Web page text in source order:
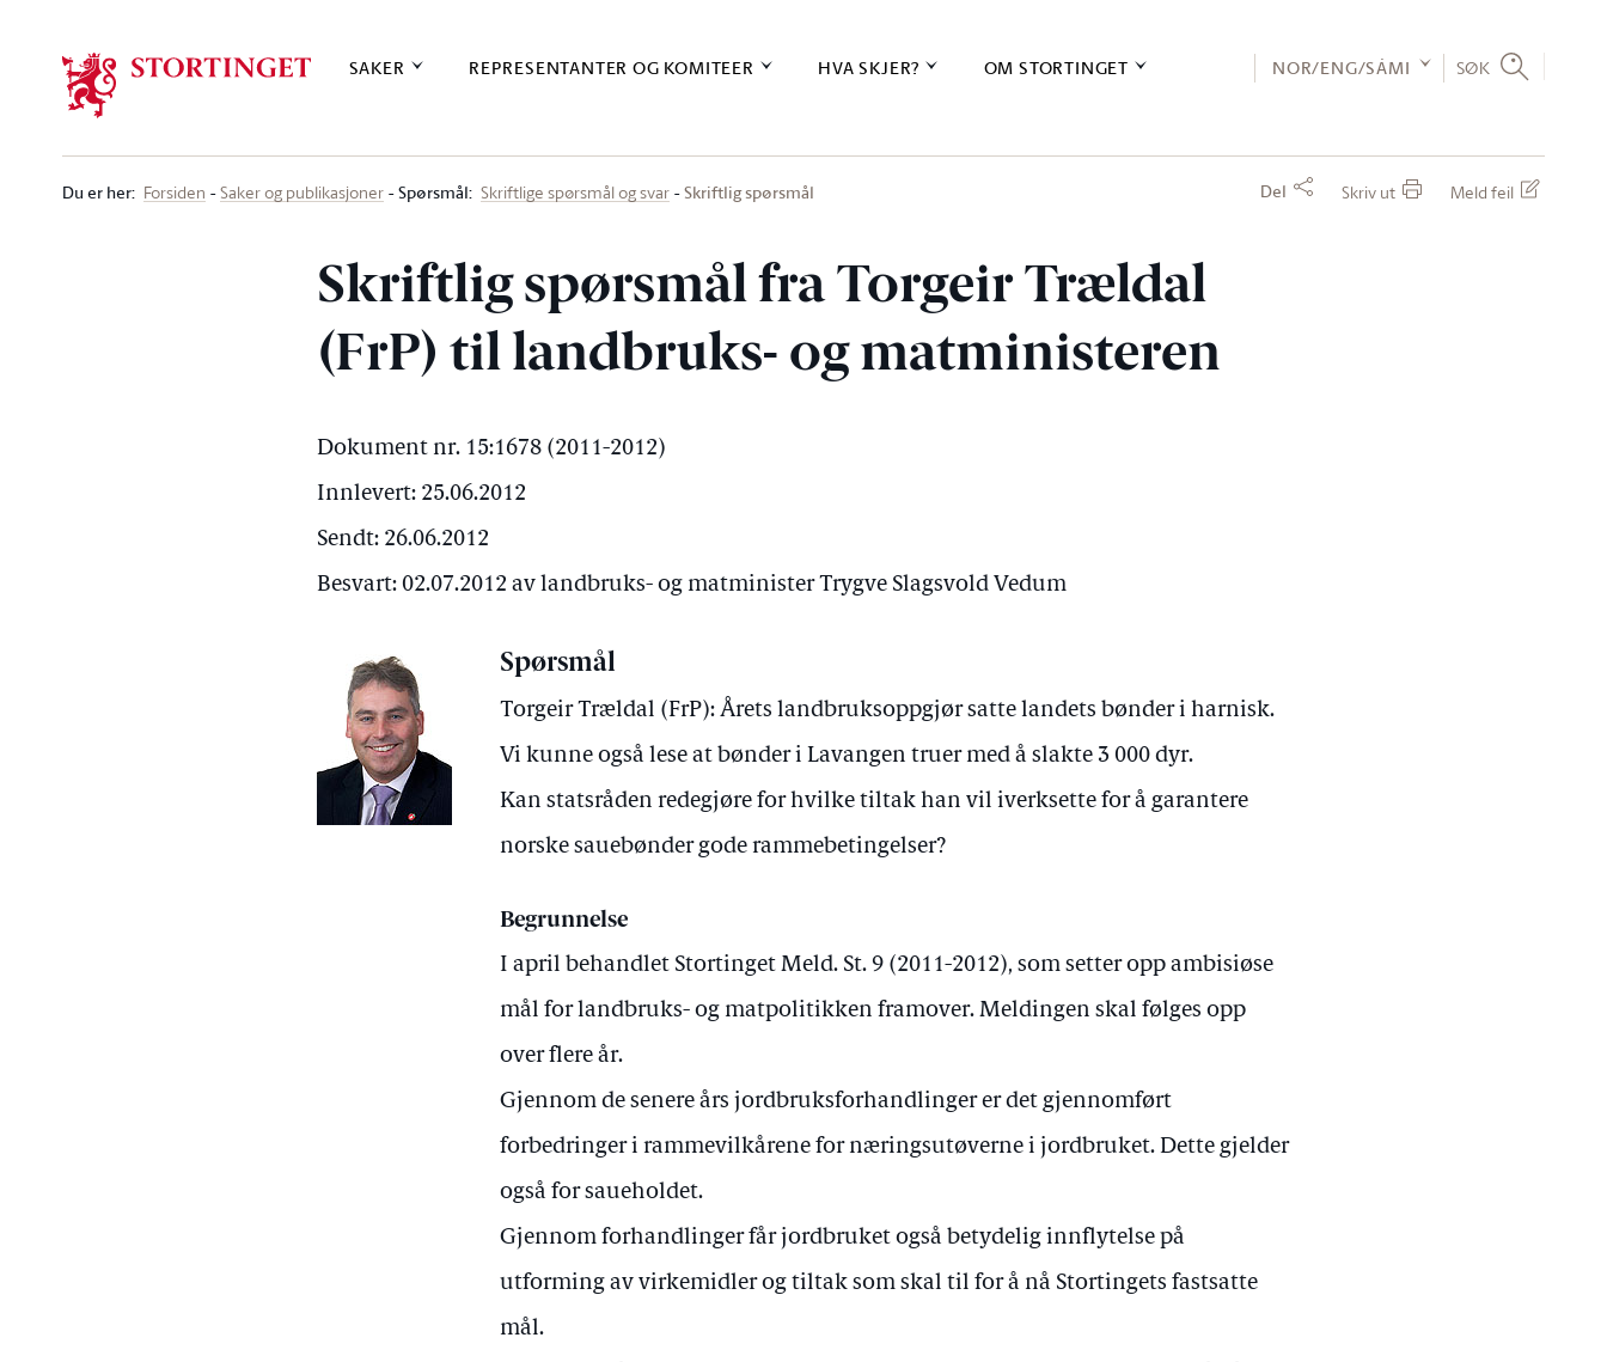
SAKER REPRESENTANTER OG KOMITEER HVA SKJER? OM STORTINGET NOR/ENG/SÁMI SØK
Du er her: Forsiden Saker og publikasjoner Spørsmål: Skriftlige spørsmål og svar Skriftlig spørsmål Del Skriv ut Meld feil
Skriftlig spørsmål fra Torgeir Trældal
(FrP) til landbruks- og matministeren
Dokument nr. 15:1678 (2011-2012)
Innlevert: 25.06.2012
Sendt: 26.06.2012
Besvart: 02.07.2012 av landbruks- og matminister Trygve Slagsvold Vedum
Spørsmål
Torgeir Trældal (FrP): Årets landbruksoppgjør satte landets bønder i harnisk.
Vi kunne også lese at bønder i Lavangen truer med å slakte 3 000 dyr.
Kan statsråden redegjøre for hvilke tiltak han vil iverksette for å garantere
norske sauebønder gode rammebetingelser?
Begrunnelse
I april behandlet Stortinget Meld. St. 9 (2011-2012), som setter opp ambisiøse
mål for landbruks- og matpolitikken framover. Meldingen skal følges opp
over flere år.
Gjennom de senere års jordbruksforhandlinger er det gjennomført
forbedringer i rammevilkårene for næringsutøverne i jordbruket. Dette gjelder
også for saueholdet.
Gjennom forhandlinger får jordbruket også betydelig innflytelse på
utforming av virkemidler og tiltak som skal til for å nå Stortingets fastsatte
mål.